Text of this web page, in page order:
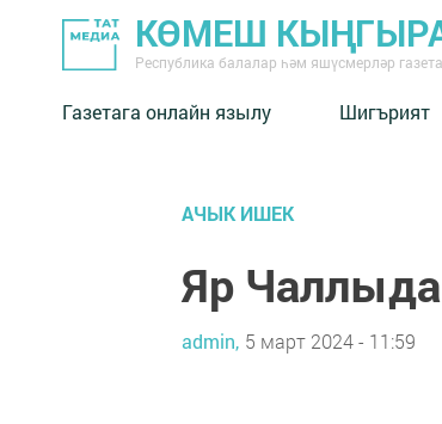
КӨМЕШ
Республика балалар һәм яшүсмерләр
Газетага онлайн язылу Шигърият
АЧЫК ИШЕК
Яр
admin, 5 март 2024 - 11:59